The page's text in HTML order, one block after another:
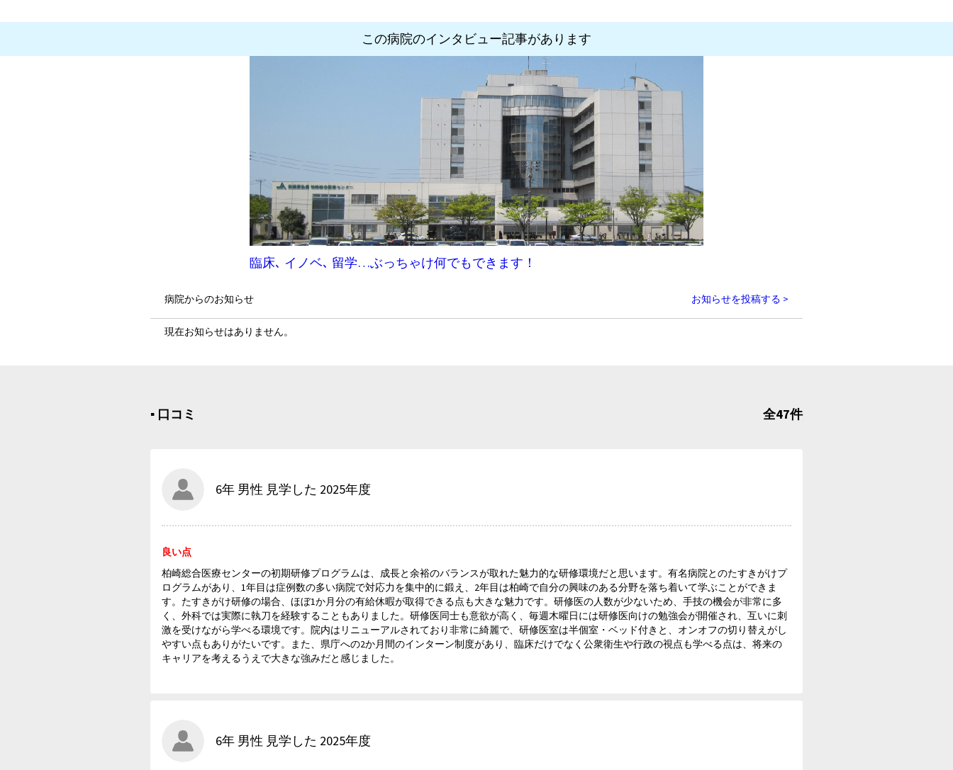
この病院のインタビュー記事があります
臨床､ イノベ､ 留学…ぶっちゃけ何でもできます！
病院からのお知らせ お知らせを投稿する >
現在お知らせはありません。
▪︎ 口コミ 全47件
6年 男性 見学した 2025年度
良い点
柏崎総合医療センターの初期研修プログラムは、成長と余裕のバランスが取れた魅力的な研修環境だと思います。有名病院とのたすきがけプ
ログラムがあり、1年目は症例数の多い病院で対応力を集中的に鍛え、2年目は柏崎で自分の興味のある分野を落ち着いて学ぶことができま
す。たすきがけ研修の場合、ほぼ1か月分の有給休暇が取得できる点も大きな魅力です。研修医の人数が少ないため、手技の機会が非常に多
く、外科では実際に執刀を経験することもありました。研修医同士も意欲が高く、毎週木曜日には研修医向けの勉強会が開催され、互いに刺
激を受けながら学べる環境です。院内はリニューアルされており非常に綺麗で、研修医室は半個室・ベッド付きと、オンオフの切り替えがし
やすい点もありがたいです。また、県庁への2か月間のインターン制度があり、臨床だけでなく公衆衛生や行政の視点も学べる点は、将来の
キャリアを考えるうえで大きな強みだと感じました。
6年 男性 見学した 2025年度